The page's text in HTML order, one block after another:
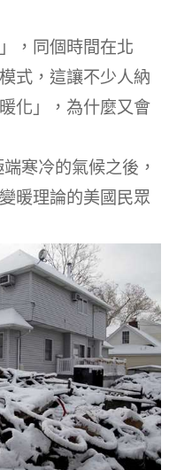
，同個時間在北
式，這讓不少人納
化」，為什麼又會
寒冷的氣候之後，
暖理論的美國民眾